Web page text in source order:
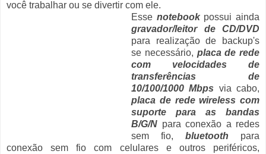
você trabalhar ou se divertir com ele.
Esse notebookpossui ainda
gravador/leitor de CD/DVD
para realização de backup's
se necessário, placa de rede
com velocidades de
transferências de
10/100/1000 Mbps via cabo,
placa de rede wireless com
suporte para as bandas
B/G/N para conexão a redes
sem fio, bluetooth para
conexão sem fio com celulares e outros periféricos,